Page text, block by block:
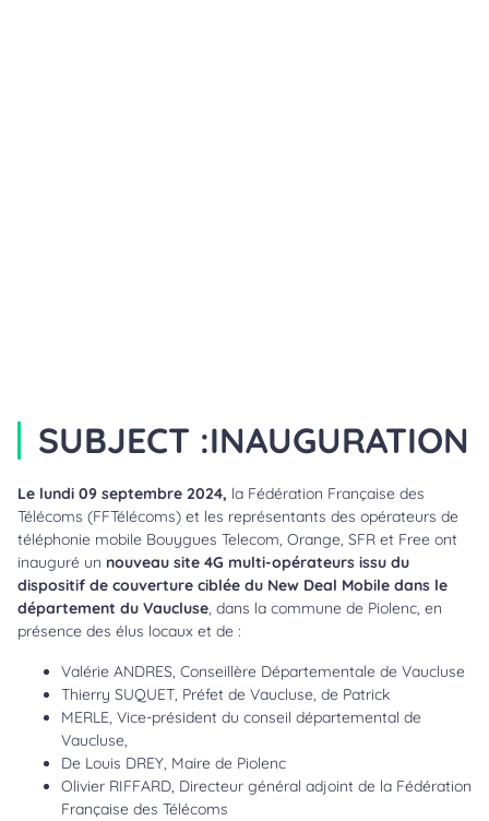
SUBJECT :INAUGURATION
Le lundi 09 septembre 2024, la Fédération Française des
Télécoms (FFTélécoms) et les représentants des opérateurs de
téléphonie mobile Bouygues Telecom, Orange, SFR et Free ont
inauguré un nouveau site 4G multi-opérateurs issu du
dispositif de couverture ciblée du New Deal Mobile dans le
département du Vaucluse, dans la commune de Piolenc, en
présence des élus locaux et de :
Valérie ANDRES, Conseillère Départementale de Vaucluse
Thierry SUQUET, Préfet de Vaucluse, de Patrick
MERLE, Vice-président du conseil départemental de
Vaucluse,
De Louis DREY, Maire de Piolenc
Olivier RIFFARD, Directeur général adjoint de la Fédération
Française des Télécoms